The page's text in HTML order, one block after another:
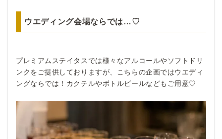
ウエディング会場ならでは…♡
プレミアムステイタスでは様々なアルコールやソフトドリ
ンクをご提供しておりますが、こちらの企画ではウエディ
ングならでは！カクテルやボトルビールなどもご用意♡